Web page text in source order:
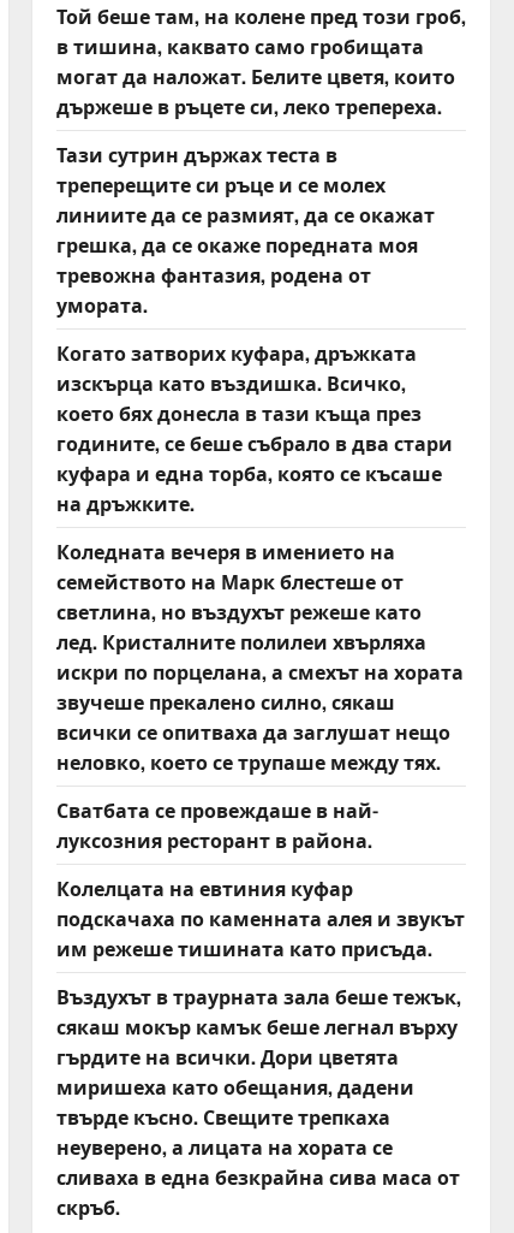
Той беше там, на колене пред този гроб,
в тишина, каквато само гробищата
могат да наложат. Белите цветя, които
държеше в ръцете си, леко трепереха.
Тази сутрин държах теста в
треперещите си ръце и се молех
линиите да се размият, да се окажат
грешка, да се окаже поредната моя
тревожна фантазия, родена от
умората.
Когато затворих куфара, дръжката
изскърца като въздишка. Всичко,
което бях донесла в тази къща през
годините, се беше събрало в два стари
куфара и една торба, която се късаше
на дръжките.
Коледната вечеря в имението на
семейството на Марк блестеше от
светлина, но въздухът режеше като
лед. Кристалните полилеи хвърляха
искри по порцелана, а смехът на хората
звучеше прекалено силно, сякаш
всички се опитваха да заглушат нещо
неловко, което се трупаше между тях.
Сватбата се провеждаше в най-
луксозния ресторант в района.
Колелцата на евтиния куфар
подскачаха по каменната алея и звукът
им режеше тишината като присъда.
Въздухът в траурната зала беше тежък,
сякаш мокър камък беше легнал върху
гърдите на всички. Дори цветята
миришеха като обещания, дадени
твърде късно. Свещите трепкаха
неуверено, а лицата на хората се
сливаха в една безкрайна сива маса от
скръб.